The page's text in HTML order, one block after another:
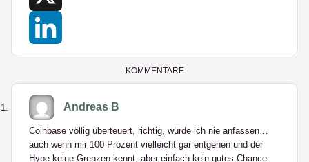
KOMMENTARE
Andreas B
Coinbase völlig überteuert, richtig, würde ich nie anfassen…
auch wenn mir 100 Prozent vielleicht gar entgehen und der
Hype keine Grenzen kennt, aber einfach kein gutes Chance-